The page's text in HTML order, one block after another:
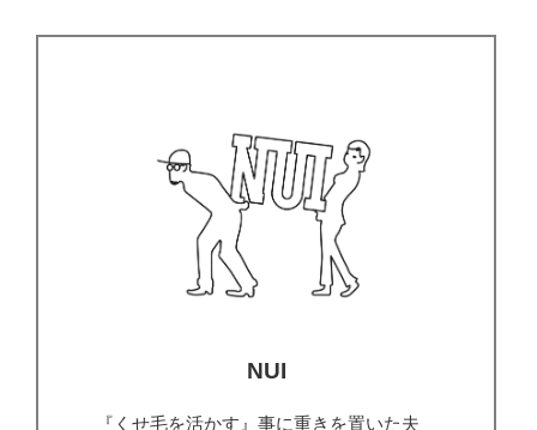
NUI
『くせ毛を活かす』事に重きを置いた夫